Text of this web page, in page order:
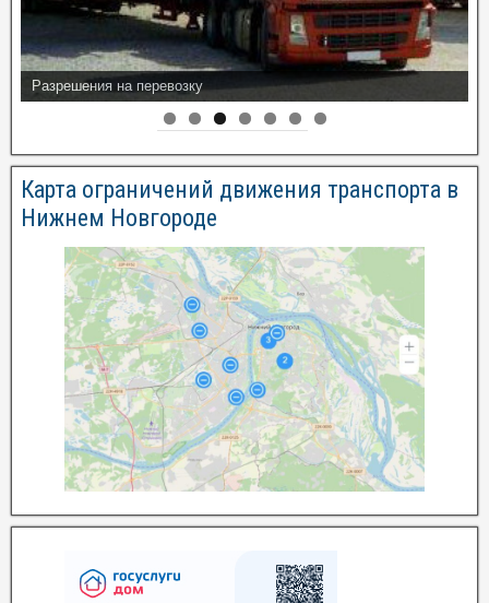
Разрешения на перевозку
Карта ограничений движения транспорта в
Нижнем Новгороде